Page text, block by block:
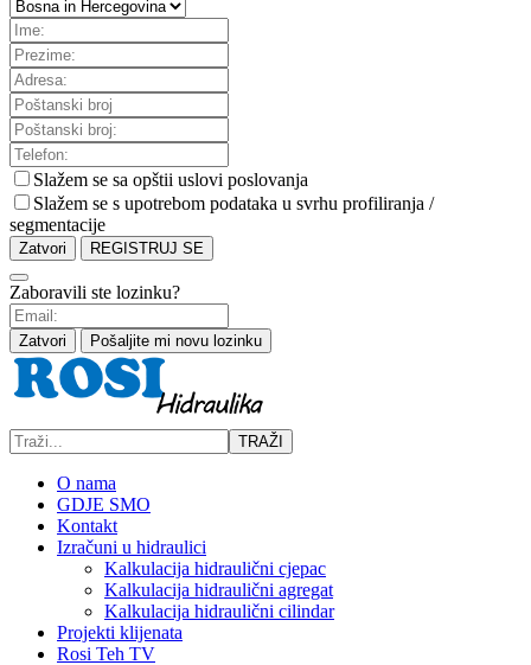
Slažem se sa opštii uslovi poslovanja
Slažem se s upotrebom podataka u svrhu profiliranja /
segmentacije
Zatvori REGISTRUJ SE
Zaboravili ste lozinku?
Zatvori Pošaljite mi novu lozinku
TRAŽI
O nama
GDJE SMO
Kontakt
Izračuni u hidraulici
Kalkulacija hidraulični cjepac
Kalkulacija hidraulični agregat
Kalkulacija hidraulični cilindar
Projekti klijenata
Rosi Teh TV